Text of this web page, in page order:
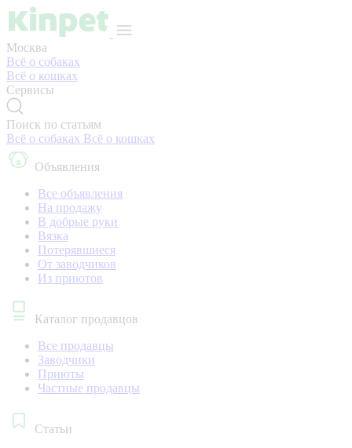
Москва
Всё о собаках
Всё о кошках
Сервисы
Поиск по статьям
Всё о собаках Всё о кошках
Объявления
Все объявления
На продажу
В добрые руки
Вязка
Потерявшиеся
От заводчиков
Из приютов
Каталог продавцов
Все продавцы
Заводчики
Приюты
Частные продавцы
Статьи